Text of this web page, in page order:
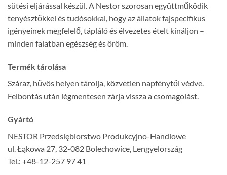
sütési eljárással készül. A Nestor szorosan együttműködik
tenyésztőkkel és tudósokkal, hogy az állatok fajspecifikus
igényeinek megfelelő, tápláló és élvezetes ételt kínáljon –
minden falatban egészség és öröm.
Termék tárolása
Száraz, hűvös helyen tárolja, közvetlen napfénytől védve.
Felbontás után légmentesen zárja vissza a csomagolást.
Gyártó
NESTOR Przedsiębiorstwo Produkcyjno-Handlowe
ul. Łąkowa 27, 32-082 Bolechowice, Lengyelország
Tel.: +48-12-257 97 41